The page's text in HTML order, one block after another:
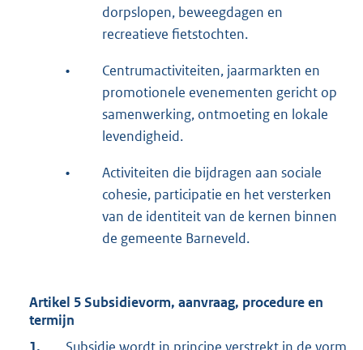
dorpslopen, beweegdagen en
recreatieve fietstochten.
•
Centrumactiviteiten, jaarmarkten en
promotionele evenementen gericht op
samenwerking, ontmoeting en lokale
levendigheid.
•
Activiteiten die bijdragen aan sociale
cohesie, participatie en het versterken
van de identiteit van de kernen binnen
de gemeente Barneveld.
Artikel 5 Subsidievorm, aanvraag, procedure en
termijn